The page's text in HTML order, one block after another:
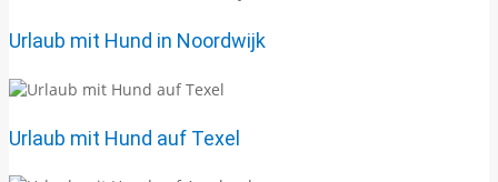
Urlaub mit Hund in Noordwijk
Urlaub mit Hund auf Texel